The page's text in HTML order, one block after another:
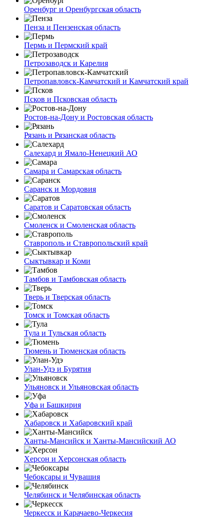
Оренбург и Оренбургская область
Пенза и Пензенская область
Пермь и Пермский край
Петрозаводск и Карелия
Петропавловск-Камчатский и Камчатский край
Псков и Псковская область
Ростов-на-Дону и Ростовская область
Рязань и Рязанская область
Салехард и Ямало-Ненецкий АО
Самара и Самарская область
Саранск и Мордовия
Саратов и Саратовская область
Смоленск и Смоленская область
Ставрополь и Ставропольский край
Сыктывкар и Коми
Тамбов и Тамбовская область
Тверь и Тверская область
Томск и Томская область
Тула и Тульская область
Тюмень и Тюменская область
Улан-Удэ и Бурятия
Ульяновск и Ульяновская область
Уфа и Башкирия
Хабаровск и Хабаровский край
Ханты-Мансийск и Ханты-Мансийский АО
Херсон и Херсонская область
Чебоксары и Чувашия
Челябинск и Челябинская область
Черкесск и Карачаево-Черкесия